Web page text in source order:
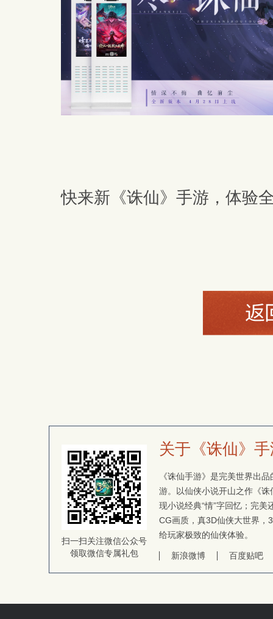
快来新《诛仙》手游，体验
扫一扫关注微信公众号
领取微信专属礼包
关于《诛仙》
《诛仙手游》是完美世界出
游。以仙侠小说开山之作《
现小说经典“情”字回忆；完
CG画质，真3D仙侠大世界，
给玩家极致的仙侠体验。
新浪微博 百度贴吧